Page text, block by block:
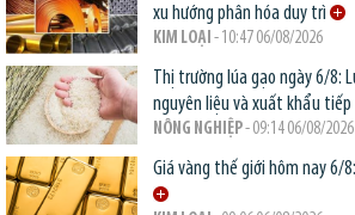
xu hướng phân hóa duy trì
KIM LOẠI - 10:47 06/08/2026
Thị trường lúa gạo ngày 6/8:
nguyên liệu và xuất khẩu tiếp
NÔNG NGHIỆP- 09:14 06/08/2026
Giá vàng thế giới hôm nay 6/